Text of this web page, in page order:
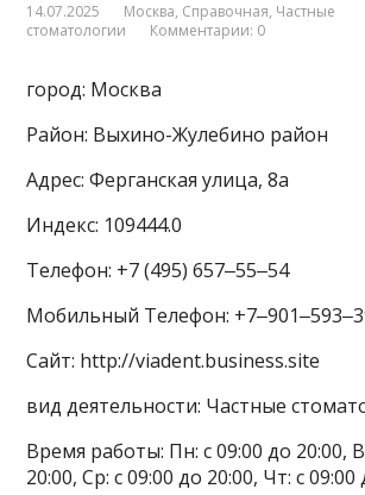
14.07.2025 Москва, Справочная, Частные
стоматологии
Комментарии: 0
город: Москва
Район: Выхино-Жулебино район
Адрес: Ферганская улица, 8а
Индекс: 109444.0
Телефон: +7 (495) 657‒55‒54
Мобильный Телефон:
Сайт: http://viadent.business.site
вид деятельности: Частные
Время работы: Пн: с 09:00 до 20:00,
20:00, Ср: с 09:00 до 20:00, Чт: с 09:00